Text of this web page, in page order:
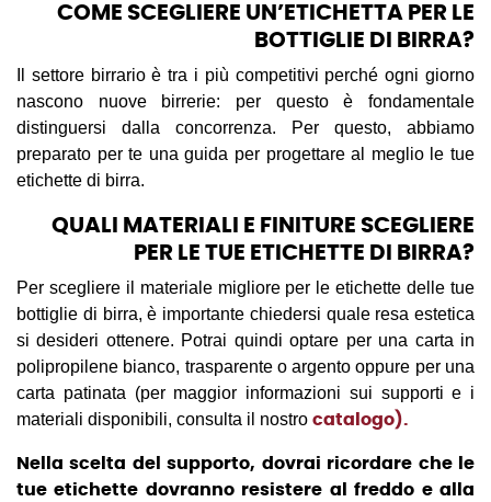
COME SCEGLIERE UN’ETICHETTA PER LE
BOTTIGLIE DI BIRRA?
Il settore birrario è tra i più competitivi perché ogni giorno
nascono nuove birrerie: per questo è fondamentale
distinguersi dalla concorrenza. Per questo, abbiamo
preparato per te una guida per progettare al meglio le tue
etichette di birra.
QUALI MATERIALI E FINITURE SCEGLIERE
PER LE TUE ETICHETTE DI BIRRA?
Per scegliere il materiale migliore per le etichette delle tue
bottiglie di birra, è importante chiedersi quale resa estetica
si desideri ottenere. Potrai quindi optare per una carta in
polipropilene bianco, trasparente o argento oppure per una
carta patinata (per maggior informazioni sui supporti e i
materiali disponibili, consulta il nostro catalogo).
Nella scelta del supporto, dovrai ricordare che le
tue etichette dovranno resistere al freddo e alla